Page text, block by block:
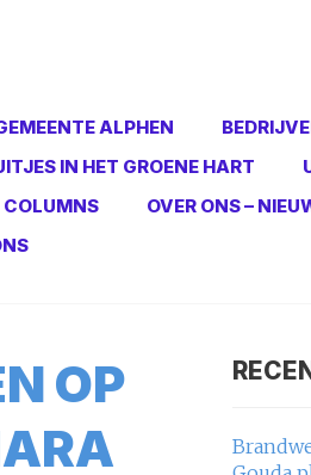
ALPHEN
IN HET GROENE HART
COLUMNS OVER ONS –
OP